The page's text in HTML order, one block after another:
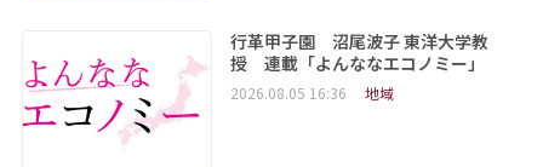
行革甲子園 沼尾波子 東洋大学教
授 連載「よんななエコノミー」
2026.08.05 16:36 地域